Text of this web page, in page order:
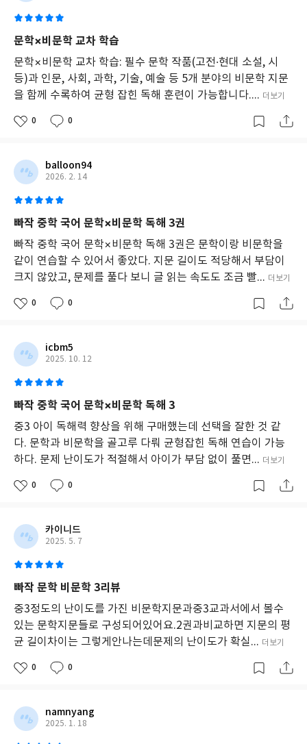
문학×비문학 교차 학습
문학×비문학 교차 학습: 필수 문학 작품(고전·현대 소설, 시
등)과 인문, 사회, 과학, 기술, 예술 등 5개 분야의 비문학 지문
을 함께 수록하여 균형 잡힌 독해 훈련이 가능합니다.... 더보기
0 0
balloon94
2026. 2. 14
빠작 중학 국어 문학×비문학 독해 3권
빠작 중학 국어 문학×비문학 독해 3권은 문학이랑 비문학을
같이 연습할 수 있어서 좋았다. 지문 길이도 적당해서 부담이
크지 않았고, 문제를 풀다 보니 글 읽는 속도도 조금 빨... 더보기
0 0
icbm5
2025. 10. 12
빠작 중학 국어 문학×비문학 독해 3
중3 아이 독해력 향상을 위해 구매했는데 선택을 잘한 것 같
다. 문학과 비문학을 골고루 다뤄 균형잡힌 독해 연습이 가능
하다. 문제 난이도가 적절해서 아이가 부담 없이 풀면... 더보기
0 0
카이니드
2025. 5. 7
빠작 문학 비문학 3리뷰
중3정도의 난이도를 가진 비문학지문과중3교과서에서 볼수
있는 문학지문들로 구성되어있어요.2권과비교하면 지문의 평
균 길이차이는 그렇게안나는데문제의 난이도가 확실... 더보기
0 0
namnyang
2025. 1. 18